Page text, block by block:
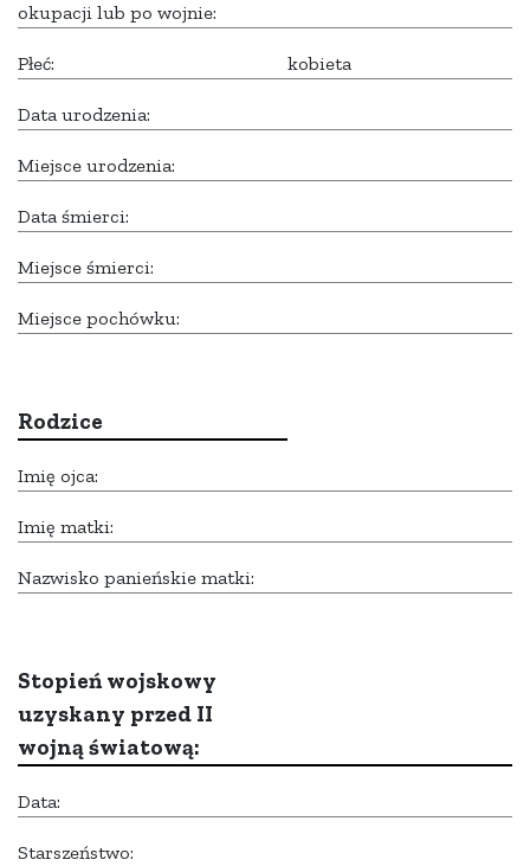
okupacji lub po wojnie:
Płeć: kobieta
Data urodzenia:
Miejsce urodzenia:
Data śmierci:
Miejsce śmierci:
Miejsce pochówku:
Rodzice
Imię ojca:
Imię matki:
Nazwisko panieńskie matki:
Stopień wojskowy
uzyskany przed II
wojną światową:
Data:
Starszeństwo: